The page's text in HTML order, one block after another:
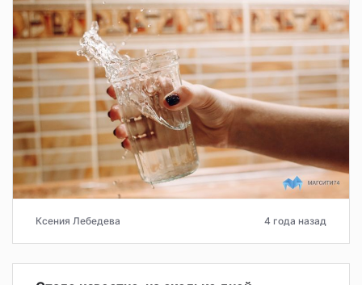
Ксения Лебедева 4 года назад